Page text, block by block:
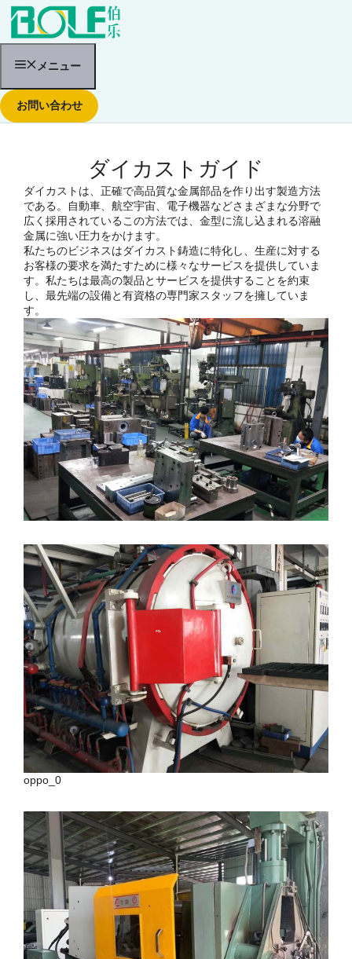
ス
キ
ッ
メニュー
お問い合わせ
ダイカストガイド
ダイカストは、正確で高品質な金属部品を作り出す製造方法
である。自動車、航空宇宙、電子機器などさまざまな分野で
広く採用されているこの方法では、金型に流し込まれる溶融
金属に強い圧力をかけます。
私たちのビジネスはダイカスト鋳造に特化し、生産に対する
お客様の要求を満たすために様々なサービスを提供していま
す。私たちは最高の製品とサービスを提供することを約束
し、最先端の設備と有資格の専門家スタッフを擁していま
す。
oppo_0